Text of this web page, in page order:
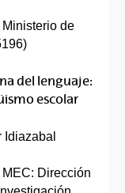
Ministerio de
del lenguaje:
escolar
Idiazabal
MEC: Dirección